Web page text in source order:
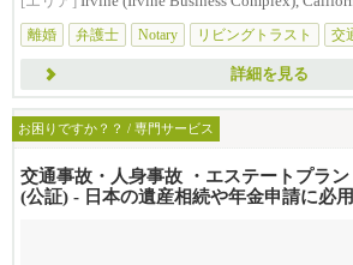
離婚
弁護士 Notary リビングトラスト 交
詳細を見る
お困りですか？？ / 専門サービス
交通事故・人身事故 ・エステートプラ
(公証) - 日本の遺産相続や年金申請に必